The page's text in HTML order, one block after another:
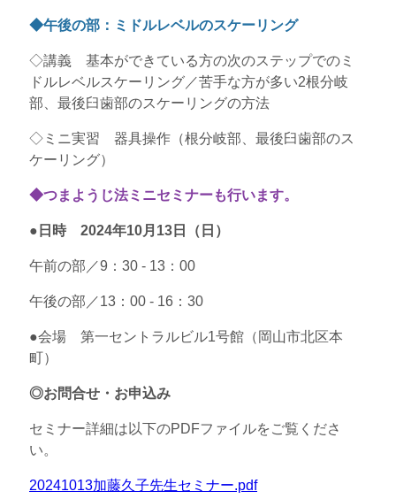
◆午後の部：ミドルレベルのスケーリング
◇講義 基本ができている方の次のステップでのミ
ドルレベルスケーリング／苦手な方が多い2根分岐
部、最後臼歯部のスケーリングの方法
◇ミニ実習 器具操作（根分岐部、最後臼歯部のス
ケーリング）
◆つまようじ法ミニセミナーも行います。
●日時 2024年10月13日（日）
午前の部／9：30 - 13：00
午後の部／13：00 - 16：30
●会場 第一セントラルビル1号館（岡山市北区本
町）
◎お問合せ・お申込み
セミナー詳細は以下のPDFファイルをご覧くださ
い。
20241013加藤久子先生セミナー.pdf